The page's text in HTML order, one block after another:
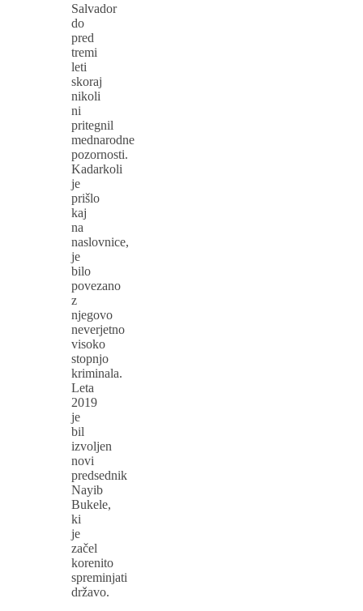
Salvador
do
pred
tremi
leti
skoraj
nikoli
ni
pritegnil
mednarodne
pozornosti.
Kadarkoli
je
prišlo
kaj
na
naslovnice,
je
bilo
povezano
z
njegovo
neverjetno
visoko
stopnjo
kriminala.
Leta
2019
je
bil
izvoljen
novi
predsednik
Nayib
Bukele,
ki
je
začel
korenito
spreminjati
državo.